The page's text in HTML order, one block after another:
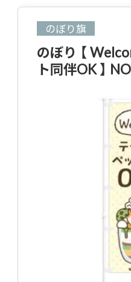
のぼり旗
のぼり 【
ト同伴OK 】